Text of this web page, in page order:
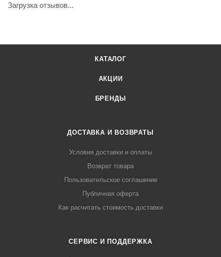
Загрузка отзывов...
КАТАЛОГ
АКЦИИ
БРЕНДЫ
ДОСТАВКА И ВОЗВРАТЫ
Условия доставки и оплаты
Возврат товара
Пользовательское соглашение
Публичная оферта
Как расчитать стоимость доставки
СЕРВИС И ПОДДЕРЖКА